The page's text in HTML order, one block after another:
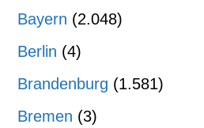
Bayern (2.048)
Berlin (4)
Brandenburg (1.581)
Bremen (3)